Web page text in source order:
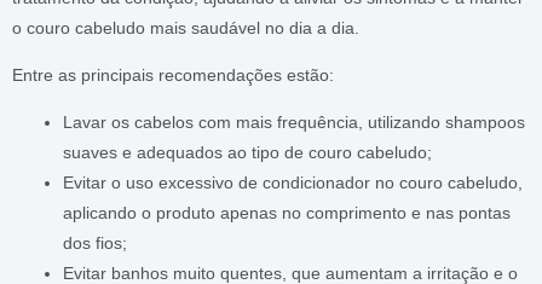
o couro cabeludo mais saudável no dia a dia.
Entre as principais recomendações estão:
Lavar os cabelos com mais frequência, utilizando shampoos
suaves e adequados ao tipo de couro cabeludo;
Evitar o uso excessivo de condicionador no couro cabeludo,
aplicando o produto apenas no comprimento e nas pontas
dos fios;
Evitar banhos muito quentes, que aumentam a irritação e o